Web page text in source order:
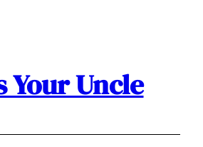
Your Uncle